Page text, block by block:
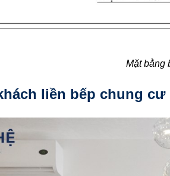
Mặt bằng
liền bếp chung cư